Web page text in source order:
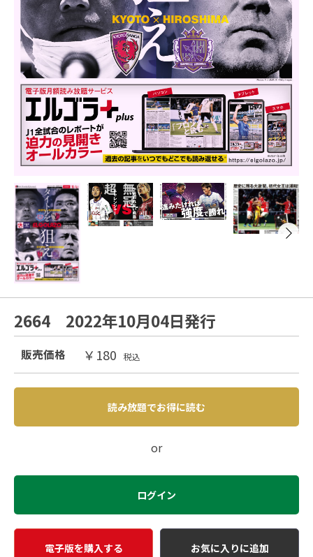
2664 2022年10月04日発行
販売価格 ￥180 税込
読み放題でお得に読む
or
ログイン
電子版を購入する お気に入りに追加